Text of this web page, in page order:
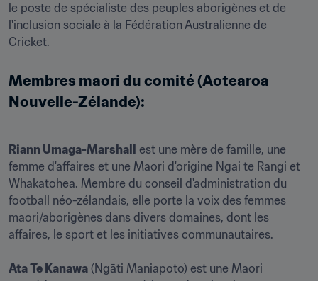
le poste de spécialiste des peuples aborigènes et de
l'inclusion sociale à la Fédération Australienne de
Cricket.
Membres maori du comité (Aotearoa
Nouvelle-Zélande):
Riann Umaga-Marshall
est une mère de famille, une
femme d'affaires et une Maori d'origine Ngai te Rangi et
Whakatohea. Membre du conseil d'administration du
football néo-zélandais, elle porte la voix des femmes
maori/aborigènes dans divers domaines, dont les
affaires, le sport et les initiatives communautaires.
Ata Te Kanawa (Ngāti Maniapoto) est une Maori